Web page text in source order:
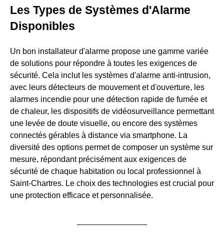
Les Types de Systèmes d'Alarme
Disponibles
Un bon installateur d'alarme propose une gamme variée
de solutions pour répondre à toutes les exigences de
sécurité. Cela inclut les systèmes d'alarme anti-intrusion,
avec leurs détecteurs de mouvement et d'ouverture, les
alarmes incendie pour une détection rapide de fumée et
de chaleur, les dispositifs de vidéosurveillance permettant
une levée de doute visuelle, ou encore des systèmes
connectés gérables à distance via smartphone. La
diversité des options permet de composer un système sur
mesure, répondant précisément aux exigences de
sécurité de chaque habitation ou local professionnel à
Saint-Chartres. Le choix des technologies est crucial pour
une protection efficace et personnalisée.